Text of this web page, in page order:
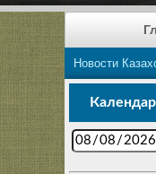
Новости